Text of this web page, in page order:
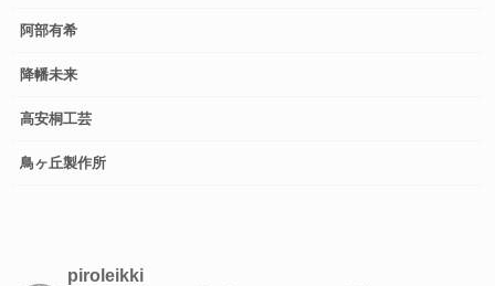
阿部有希
降幡未来
高安桐工芸
鳥ヶ丘製作所
piroleikki